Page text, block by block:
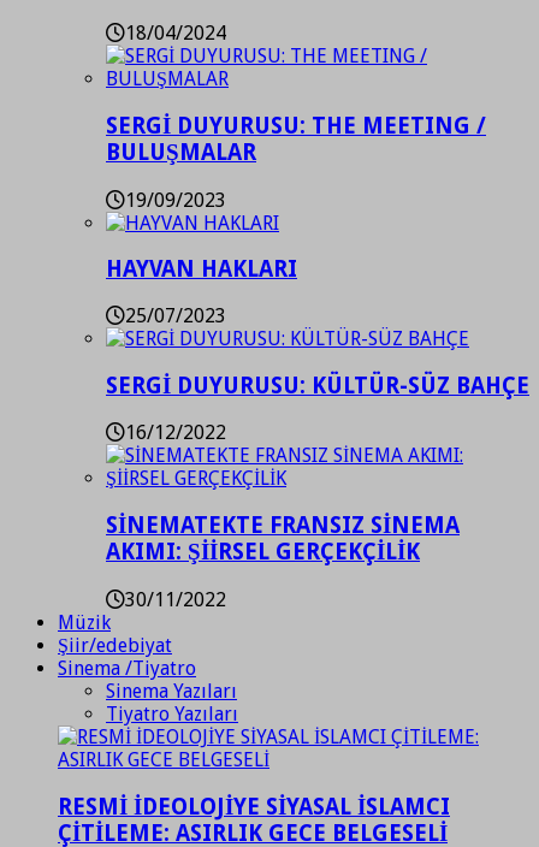
18/04/2024
SERGİ DUYURUSU: THE MEETING /
BULUŞMALAR
19/09/2023
HAYVAN HAKLARI
25/07/2023
SERGİ DUYURUSU: KÜLTÜR-SÜZ BAHÇE
16/12/2022
SİNEMATEKTE FRANSIZ SİNEMA
AKIMI: ŞİİRSEL GERÇEKÇİLİK
30/11/2022
Müzik
Şiir/edebiyat
Sinema /Tiyatro
Sinema Yazıları
Tiyatro Yazıları
RESMİ İDEOLOJİYE SİYASAL İSLAMCI
ÇİTİLEME: ASIRLIK GECE BELGESELİ